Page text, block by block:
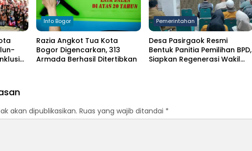
Info Bogor
Razia Angkot Tua Kota
Bogor Digencarkan, 313
Armada Berhasil Ditertibkan
Pemerintahan
Desa Pasirgaok Resmi
Bentuk Panitia Pemilihan BPD,
Siapkan Regenerasi Wakil
akan dipublikasikan. Ruas yang wajib ditandai *